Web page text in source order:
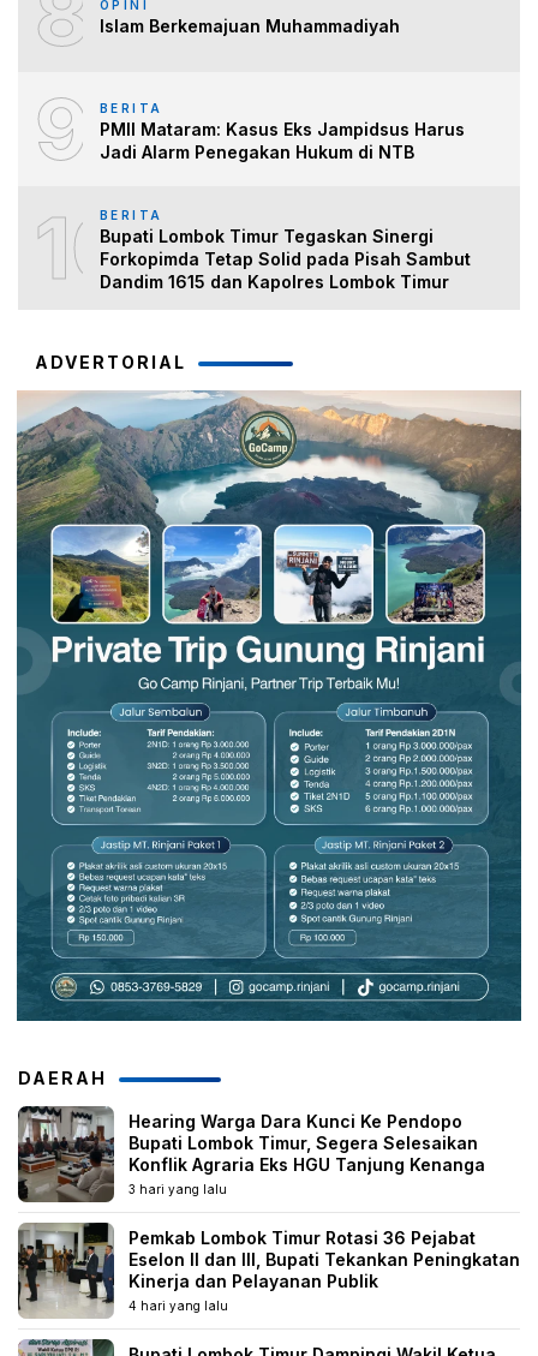
OPINI
Islam Berkemajuan Muhammadiyah
9 BERITA
PMII Mataram: Kasus Eks Jampidsus Harus
Jadi Alarm Penegakan Hukum di NTB
10BERITA
Bupati Lombok Timur Tegaskan Sinergi
Forkopimda Tetap Solid pada Pisah Sambut
Dandim 1615 dan Kapolres Lombok Timur
ADVERTORIAL
DAERAH
Hearing Warga Dara Kunci Ke Pendopo
Bupati Lombok Timur, Segera Selesaikan
Konflik Agraria Eks HGU Tanjung Kenanga
3 hari yang lalu
Pemkab Lombok Timur Rotasi 36 Pejabat
Eselon II dan III, Bupati Tekankan Peningkatan
Kinerja dan Pelayanan Publik
4 hari yang lalu